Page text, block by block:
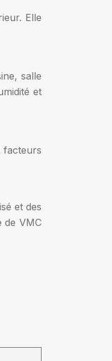
Elle
salle
et
facteurs
et des
de VMC